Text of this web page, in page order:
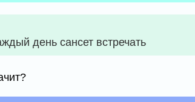
день сансет встречать